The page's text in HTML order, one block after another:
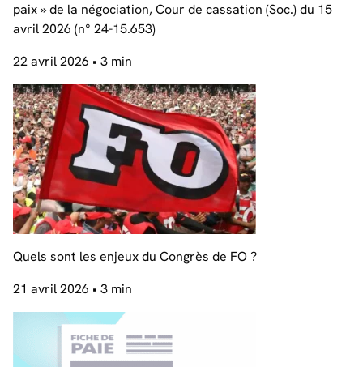
paix » de la négociation, Cour de cassation (Soc.) du 15
avril 2026 (n° 24-15.653)
22 avril 2026 • 3 min
Quels sont les enjeux du Congrès de FO ?
21 avril 2026 • 3 min